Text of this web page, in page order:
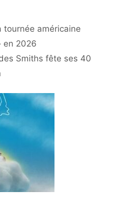
tournée américaine
en 2026
Smiths fête ses 40